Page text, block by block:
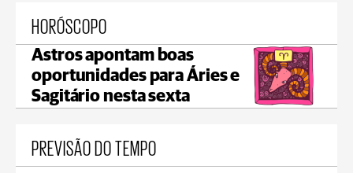
HORÓSCOPO
Astros apontam boas
oportunidades para Áries e
Sagitário nesta sexta
PREVISÃO DO TEMPO